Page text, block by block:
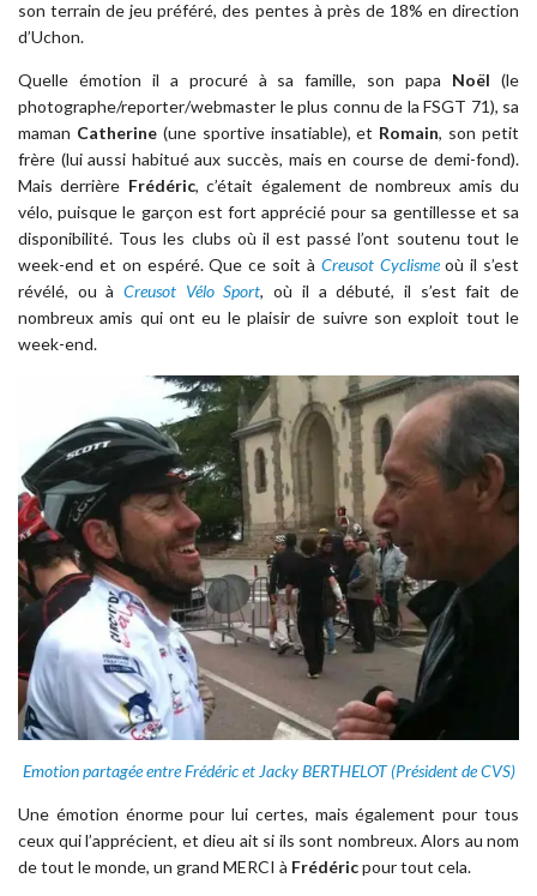
son terrain de jeu préféré, des pentes à près de 18% en direction
d’Uchon.
Quelle émotion il a procuré à sa famille, son papa Noël (le
photographe/reporter/webmaster le plus connu de la FSGT 71), sa
maman Catherine(une sportive insatiable), et Romain, son petit
frère (lui aussi habitué aux succès, mais en course de demi-fond).
Mais derrière Frédéric, c’était également de nombreux amis du
vélo, puisque le garçon est fort apprécié pour sa gentillesse et sa
disponibilité. Tous les clubs où il est passé l’ont soutenu tout le
week-end et on espéré. Que ce soit à Creusot Cyclismeoù il s’est
révélé, ou àCreusot Vélo Sport, où il a débuté, il s’est fait de
nombreux amis qui ont eu le plaisir de suivre son exploit tout le
week-end.
Emotion partagée entre Frédéric et Jacky BERTHELOT (Président de CVS)
Une émotion énorme pour lui certes, mais également pour tous
ceux qui l’apprécient, et dieu ait si ils sont nombreux. Alors au nom
de tout le monde, un grand MERCI à Frédéricpour tout cela.